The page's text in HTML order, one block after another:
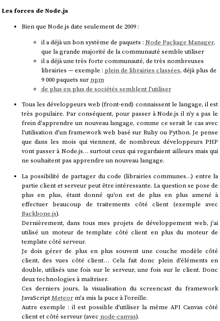
Les forces de Node.js
Bien que Node.js date seulement de 2009 :
il a déjà un bon système de paquets : Node Package Manager,
que la grande majorité de la communauté semble utiliser
il a déjà une très forte communauté, de très nombreuses
librairies — exemple : plein de librairies classées, déjà plus de
9 000 paquets sur npm
de plus en plus de sociétés semblent l'utiliser
Tous les développeurs web (front-end) connaissent le langage, il est
très populaire. Par conséquent, pour passer à Node.js il n'y a pas le
frein d'apprendre un nouveau langage, comme ce serait le cas avec
l'utilisation d'un framework web basé sur Ruby ou Python. Je pense
que dans les mois qui viennent, de nombreux développeurs PHP
vont passer à Node.js… surtout ceux qui regardaient ailleurs mais qui
ne souhaitent pas apprendre un nouveau langage.
La possibilité de partager du code (librairies communes…) entre la
partie client et serveur peut être intéressante. La question se pose de
plus en plus, étant donné qu'on est de plus en plus amené à
effectuer beaucoup de traitements côté client (exemple avec
Backbone.js).
Dernièrement, dans tous mes projets de développement web, j'ai
utilisé un moteur de template côté client en plus du moteur de
template côté serveur.
Je dois gérer de plus en plus souvent une couche modèle côté
client, des vues côté client… Cela fait donc plein d'éléments en
double, utilisés une fois sur le serveur, une fois sur le client. Donc
deux technologies à maîtriser.
Ces derniers jours, la visualisation du screencast du framework
JavaScriptMeteorm'a mis la puce à l'oreille.
Autre exemple : il est possible d'utiliser la même API Canvas côté
client et côté serveur (avec node-canvas).